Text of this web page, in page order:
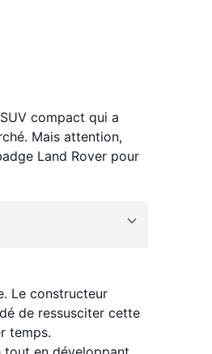
compact qui a
Mais attention,
Land Rover pour
Le constructeur
de ressusciter cette
temps.